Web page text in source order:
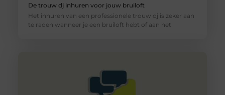
De trouw dj inhuren voor jouw bruiloft
Het inhuren van een professionele trouw dj is zeker aan
te raden wanneer je een bruiloft hebt of aan het